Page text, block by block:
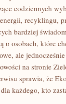
codziennych
recyklingu,
bardziej
o osobach, które
ale
na stronie
sprawia, że
każdego, kto